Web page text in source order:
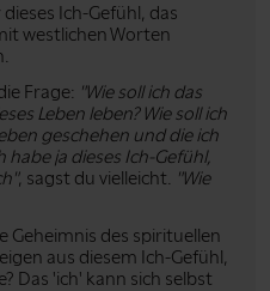
Ich-Gefühl, das
westlichen Worten
Frage: "Wie soll ich das
Leben leben? Wie soll ich
geschehen und die ich
ja dieses Ich-Gefühl,
, sagst du vielleicht. "Wie
Geheimnis des spirituellen
aus diesem Ich-Gefühl,
Das 'ich' kann sich selbst